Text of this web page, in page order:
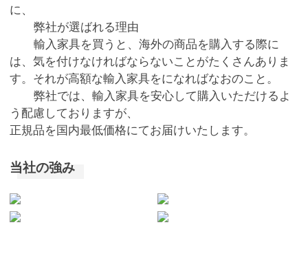
に、
弊社が選ばれる理由
輸入家具を買うと、海外の商品を購入する際に
は、気を付けなければならないことがたくさんありま
す。それが高額な輸入家具をになればなおのこと。
弊社では、輸入家具を安心して購入いただけるよ
う配慮しておりますが、
正規品を国内最低価格にてお届けいたします。
当社の強み